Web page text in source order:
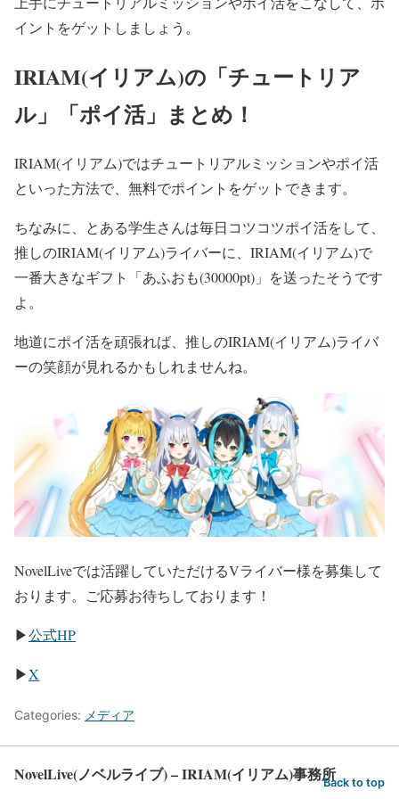
イントをゲットしましょう。
IRIAM(イリアム)の「チュートリア
ル」「ポイ活」まとめ！
IRIAM(イリアム)ではチュートリアルミッションやポイ活
といった方法で、無料でポイントをゲットできます。
ちなみに、とある学生さんは毎日コツコツポイ活をして、
推しのIRIAM(イリアム)ライバーに、IRIAM(イリアム)で
一番大きなギフト「あふおも(30000pt)」を送ったそうです
よ。
地道にポイ活を頑張れば、推しのIRIAM(イリアム)ライバ
ーの笑顔が見れるかもしれませんね。
NovelLiveでは活躍していただけるVライバー様を募集して
おります。ご応募お待ちしております！
▶公式HP
▶X
Categories: メディア
NovelLive(ノベルライブ) – IRIAM(イリアム)事務所Back to top